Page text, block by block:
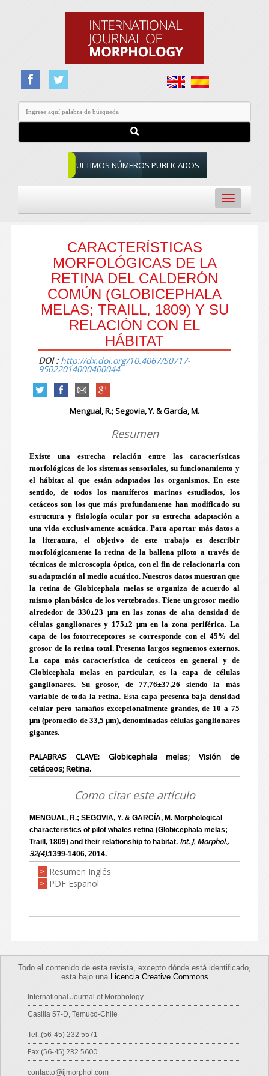
ULTIMOS NÚMEROS PUBLICADOS
Toggle
navigation
CARACTERÍSTICAS
MORFOLÓGICAS DE LA
RETINA DEL CALDERÓN
COMÚN (GLOBICEPHALA
MELAS; TRAILL, 1809) Y SU
RELACIÓN CON EL
HÁBITAT
DOI : http://dx.doi.org/10.4067/S0717-
95022014000400044
Mengual, R.; Segovia, Y. & García, M.
Resumen
Existe una estrecha relación entre las características
morfológicas de los sistemas sensoriales, su funcionamiento y
el hábitat al que están adaptados los organismos. En este
sentido, de todos los mamíferos marinos estudiados, los
cetáceos son los que más profundamente han modificado su
estructura y fisiología ocular por su estrecha adaptación a
una vida exclusivamente acuática. Para aportar más datos a
la literatura, el objetivo de este trabajo es describir
morfológicamente la retina de la ballena piloto a través de
técnicas de microscopia óptica, con el fin de relacionarla con
su adaptación al medio acuático. Nuestros datos muestran que
la retina de Globicephala melas se organiza de acuerdo al
mismo plan básico de los vertebrados. Tiene un grosor medio
alrededor de 330±23 µm en las zonas de alta densidad de
células ganglionares y 175±2 µm en la zona periférica. La
capa de los fotorreceptores se corresponde con el 45% del
grosor de la retina total. Presenta largos segmentos externos.
La capa más característica de cetáceos en general y de
Globicephala melas en particular, es la capa de células
ganglionares. Su grosor, de 77,76±37,26 siendo la más
variable de toda la retina. Esta capa presenta baja densidad
celular pero tamaños excepcionalmente grandes, de 10 a 75
µm (promedio de 33,5 µm), denominadas células ganglionares
gigantes.
PALABRAS CLAVE: Globicephala melas; Visión de
cetáceos; Retina.
Como citar este artículo
MENGUAL, R.; SEGOVIA, Y. & GARCÍA, M. Morphological
characteristics of pilot whales retina (Globicephala melas;
Traill, 1809) and their relationship to habitat. Int. J. Morphol.,
32(4):1399-1406, 2014.
> Resumen Inglés
> PDF Español
Todo el contenido de esta revista, excepto dónde está identificado,
esta bajo una Licencia Creative Commons
International Journal of Morphology
Casilla 57-D, Temuco-Chile
Tel.:(56-45) 232 5571
Fax:(56-45) 232 5600
contacto@ijmorphol.com